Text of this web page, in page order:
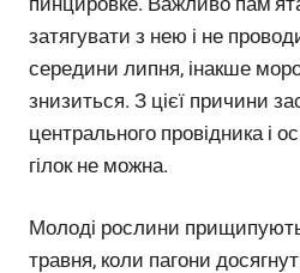
затягувати з нею і не
середини липня, інакше
знизиться. З цієї причини
центрального провідника і
гілок не можна.
Молоді рослини прищипують
травня, коли пагони